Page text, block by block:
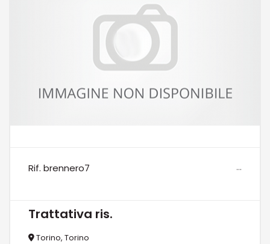
Rif. brennero7 ...
Trattativa ris.
Torino, Torino